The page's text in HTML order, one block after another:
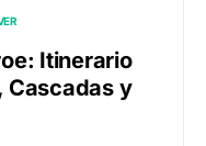
Itinerario
Cascadas y